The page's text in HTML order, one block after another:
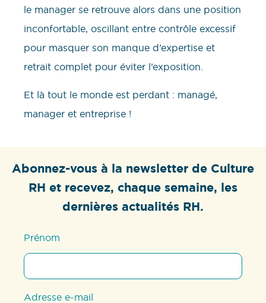
le manager se retrouve alors dans une position
inconfortable, oscillant entre contrôle excessif
pour masquer son manque d’expertise et
retrait complet pour éviter l’exposition.
Et là tout le monde est perdant : managé,
manager et entreprise !
Abonnez-vous à la newsletter de Culture
RH et recevez, chaque semaine, les
dernières actualités RH.
Prénom
Adresse e-mail